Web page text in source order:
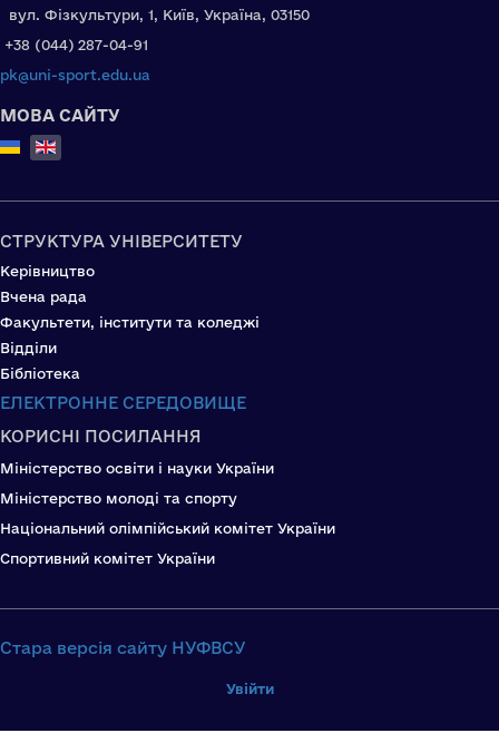
вул. Фізкультури, 1, Київ, Україна, 03150
+38 (044) 287-04-91
pk@uni-sport.edu.ua
МОВА САЙТУ
Select your language
СТРУКТУРА УНІВЕРСИТЕТУ
Керівництво
Вчена рада
Факультети, інститути та коледжі
Відділи
Бібліотека
ЕЛЕКТРОННЕ СЕРЕДОВИЩЕ
КОРИСНІ ПОСИЛАННЯ
Міністерство освіти і науки України
Міністерство молоді та спорту
Національний олімпійський комітет України
Спортивний комітет України
Стара версія сайту НУФВСУ
Увійти